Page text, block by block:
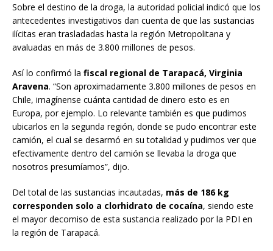
Sobre el destino de la droga, la autoridad policial indicó que los
antecedentes investigativos dan cuenta de que las sustancias
ilícitas eran trasladadas hasta la región Metropolitana y
avaluadas en más de 3.800 millones de pesos.
Así lo confirmó la fiscal regional de Tarapacá, Virginia
Aravena. “Son aproximadamente 3.800 millones de pesos en
Chile, imagínense cuánta cantidad de dinero esto es en
Europa, por ejemplo. Lo relevante también es que pudimos
ubicarlos en la segunda región, donde se pudo encontrar este
camión, el cual se desarmó en su totalidad y pudimos ver que
efectivamente dentro del camión se llevaba la droga que
nosotros presumíamos”, dijo.
Del total de las sustancias incautadas, más de 186 kg
corresponden solo a clorhidrato de cocaína, siendo este
el mayor decomiso de esta sustancia realizado por la PDI en
la región de Tarapacá.